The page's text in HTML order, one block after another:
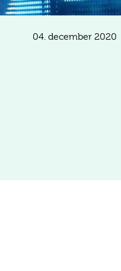
04. december 2020